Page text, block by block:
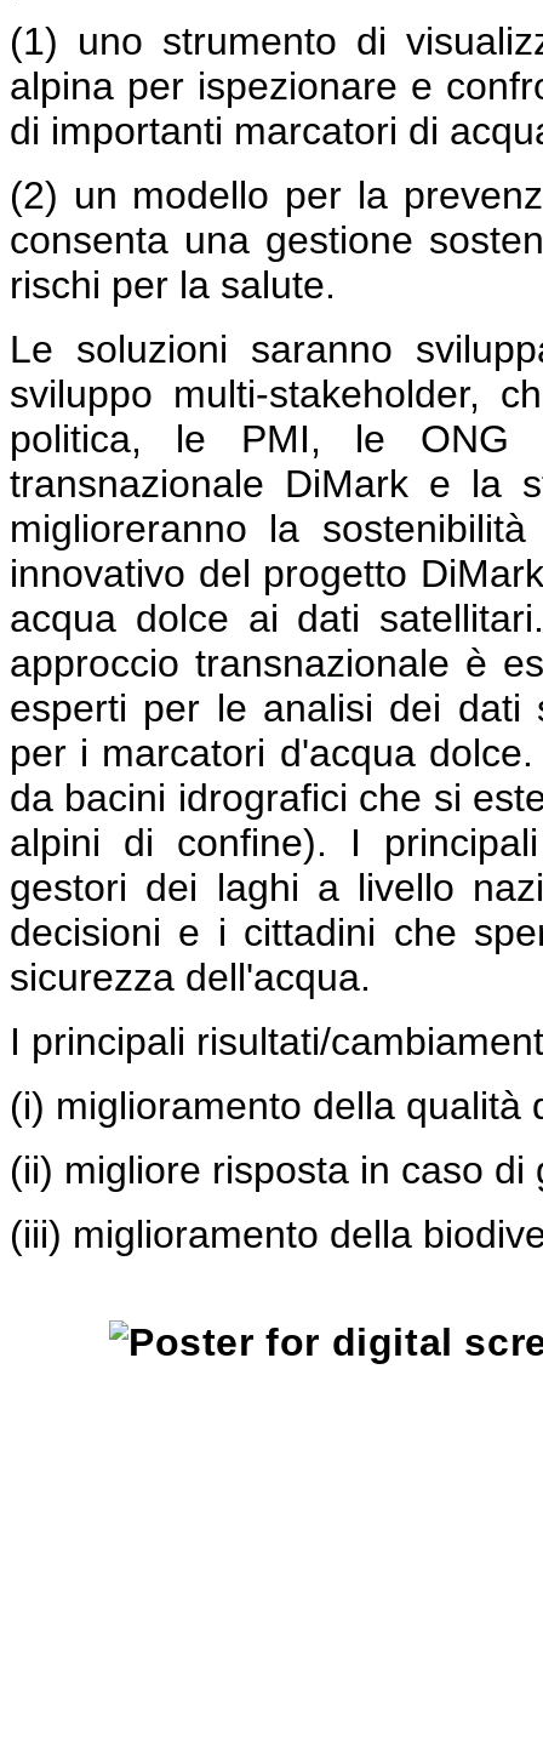
(1) uno strumento di
alpina per ispezionare e
di importanti marcatori di
(2) un modello per la
consenta una gestione
rischi per la salute.
Le soluzioni saranno
sviluppo multi-stakeholder,
politica, le PMI, le ONG
transnazionale DiMark e la
miglioreranno la
innovativo del progetto
acqua dolce ai dati
approccio transnazionale è
esperti per le analisi dei dati
per i marcatori d'acqua
da bacini idrografici che si
alpini di confine). I
gestori dei laghi a livello
decisioni e i cittadini che
sicurezza dell'acqua.
I principali risultati/
(i) miglioramento della qualità
(ii) migliore risposta in caso
(iii) miglioramento della